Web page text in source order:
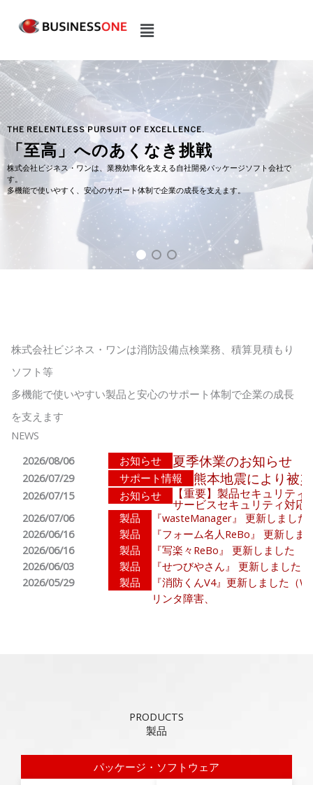
キ
ッ
プ
メ
ニ
ュ
ー
挑戦
社開発パッケージソフト会社で
成長を支えます。
製品情報ホームページを見る
株式会社ビジネス・ワンは消防設備点検業務、積算見積もり
ソフト等
多機能で使いやすい製品と安心のサポート体制で企業の成長
を支えます
NEWS
2026/08/06
お知らせ 夏季休業のお知らせ
2026/07/29 サポート情報 熊本地震により被
2026/07/15 お知らせ 【重要】製品セキュリテ
サービスセキュリティ対応
2026/07/06 製品
『wasteManager』 更新しました
2026/06/16
製品
『フォーム名人ReBo』 更新しま
2026/06/16
製品
『写楽々ReBo』 更新しました
2026/06/03
製品
『せつびやさん』 更新しました
2026/05/29
製品
『消防くんV4』更新しました（
リンタ障害、
出展のお知らせ
イベント
出展のお知らせ
2026/05/15
サポート情報
ビジネスワン製品が起
PRODUCTS
製品
パッケージ・ソフトウェア